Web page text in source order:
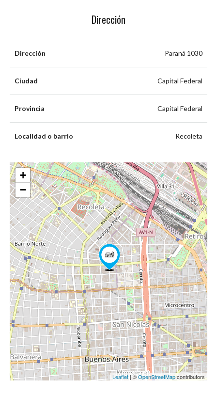
Dirección
Dirección Paraná 1030
Ciudad Capital Federal
Provincia Capital Federal
Localidad o barrio Recoleta
+
−
Leaflet| ©OpenStreetMapcontributors